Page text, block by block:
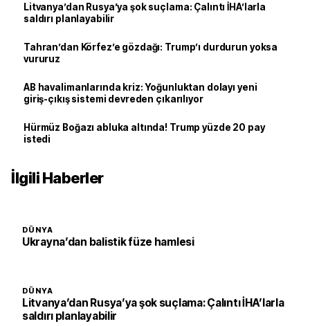
Litvanya’dan Rusya’ya şok suçlama: Çalıntı İHA’larla
saldırı planlayabilir
Tahran’dan Körfez’e gözdağı: Trump’ı durdurun yoksa
vururuz
AB havalimanlarında kriz: Yoğunluktan dolayı yeni
giriş-çıkış sistemi devreden çıkarılıyor
Hürmüz Boğazı abluka altında! Trump yüzde 20 pay
istedi
İlgili Haberler
DÜNYA
Ukrayna’dan balistik füze hamlesi
DÜNYA
Litvanya’dan Rusya’ya şok suçlama: Çalıntı İHA’larla
saldırı planlayabilir